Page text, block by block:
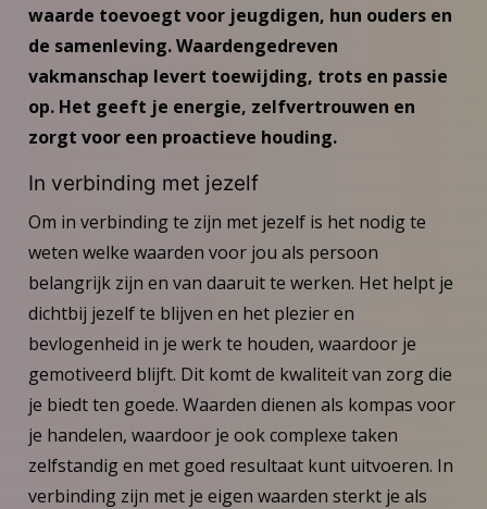
waarde toevoegt voor jeugdigen, hun ouders en
de samenleving.Waardengedreven
vakmanschap levert toewijding, trots en passie
op. Het geeft je energie, zelfvertrouwen en
zorgt voor een proactieve houding.
In verbinding met jezelf
Om in verbinding te zijn met jezelf is het nodig te
weten welke waarden voor jou als persoon
belangrijk zijn en van daaruit te werken. Het helpt je
dichtbij jezelf te blijven en het plezier en
bevlogenheid in je werk te houden, waardoor je
gemotiveerd blijft. Dit komt de kwaliteit van zorg die
je biedt ten goede. Waarden dienen als kompas voor
je handelen, waardoor je ook complexe taken
zelfstandig en met goed resultaat kunt uitvoeren. In
verbinding zijn met je eigen waarden sterkt je als